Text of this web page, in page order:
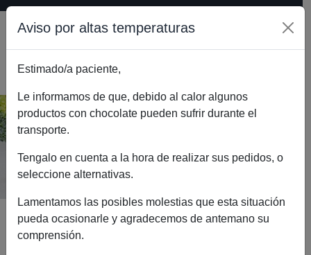
Selenio Essential (60 cápsulas)
Inicio Catálogo Selenio Essential (60 cápsulas)
Aviso por altas temperaturas
Estimado/a paciente,
Le informamos de que, debido al calor algunos
productos con chocolate pueden sufrir durante el
transporte.
Tengalo en cuenta a la hora de realizar sus pedidos, o
seleccione alternativas.
Lamentamos las posibles molestias que esta situación
pueda ocasionarle y agradecemos de antemano su
comprensión.